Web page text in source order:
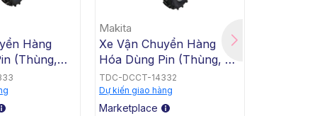
Hàng
(Thùng,
Makita
Xe Vận Chuyển Hàng
Hóa Dùng Pin (Thùng, Tự
Động Nghiêng Đổ, BL,
18Vx2) Makita DCU602Z
TDC-DCCT-14332
Dự kiến giao hàng
Marketplace